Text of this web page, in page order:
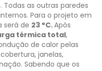
as outras paredes
Para o projeto em
será de 23 °C.Após
térmica total,
de calor pelas
janelas,
Sabendo que os